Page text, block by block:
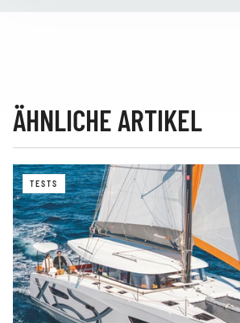
ÄHNLICHE ARTIKEL
TESTS